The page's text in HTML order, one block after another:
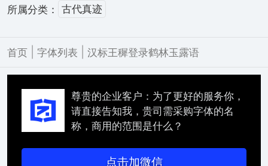
所属分类： 古代真迹
首页 字体列表 汉标王穉登录鹤林玉露语
尊贵的企业客户：为了更好的服务你，
请直接告知我，贵司需采购字体的名
称，商用的范围是什么？
点击加微信